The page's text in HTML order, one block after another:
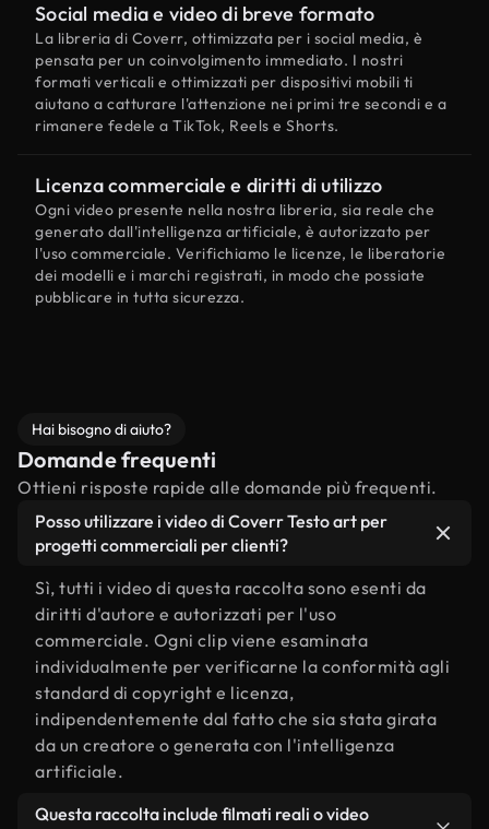
Social media e video di breve formato
La libreria di Coverr, ottimizzata per i social media, è
pensata per un coinvolgimento immediato. I nostri
formati verticali e ottimizzati per dispositivi mobili ti
aiutano a catturare l'attenzione nei primi tre secondi e a
rimanere fedele a TikTok, Reels e Shorts.
Licenza commerciale e diritti di utilizzo
Ogni video presente nella nostra libreria, sia reale che
generato dall'intelligenza artificiale, è autorizzato per
l'uso commerciale. Verifichiamo le licenze, le liberatorie
dei modelli e i marchi registrati, in modo che possiate
pubblicare in tutta sicurezza.
Hai bisogno di aiuto?
Domande frequenti
Ottieni risposte rapide alle domande più frequenti.
Posso utilizzare i video di Coverr Testo art per
progetti commerciali per clienti?
Sì, tutti i video di questa raccolta sono esenti da
diritti d'autore e autorizzati per l'uso
commerciale. Ogni clip viene esaminata
individualmente per verificarne la conformità agli
standard di copyright e licenza,
indipendentemente dal fatto che sia stata girata
da un creatore o generata con l'intelligenza
artificiale.
Questa raccolta include filmati reali o video